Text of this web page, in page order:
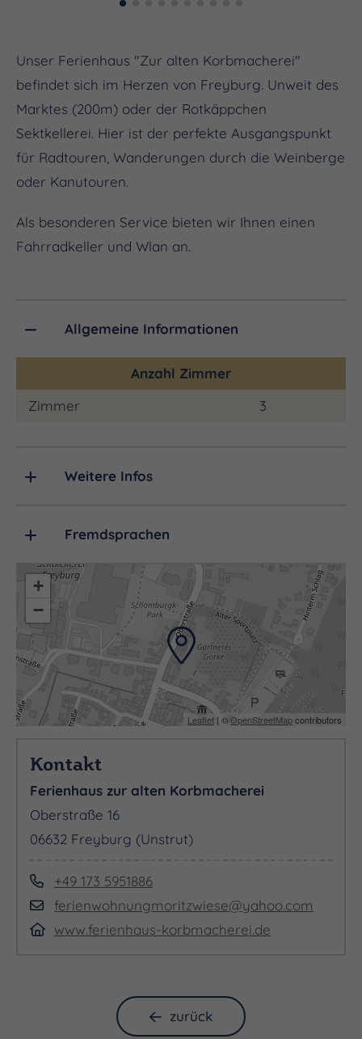
Unser Ferienhaus "Zur alten Korbmacherei"
befindet sich im Herzen von Freyburg. Unweit des
Marktes (200m) oder der Rotkäppchen
Sektkellerei. Hier ist der perfekte Ausgangspunkt
für Radtouren, Wanderungen durch die Weinberge
oder Kanutouren.
Als besonderen Service bieten wir Ihnen einen
Fahrradkeller und Wlan an.
Allgemeine Informationen
Anzahl Zimmer
Zimmer
3
Weitere Infos
Fremdsprachen
+
−
Leaflet | ©OpenStreetMapcontributors
Kontakt
Ferienhaus zur alten Korbmacherei
Oberstraße 16
06632 Freyburg (Unstrut)
+49 173 5951886
ferienwohnungmoritzwiese@yahoo.com
www.ferienhaus-korbmacherei.de
zurück